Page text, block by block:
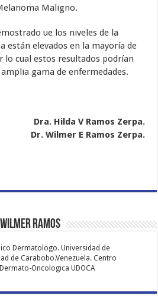
Maligno.
ue los niveles de la
están elevados en la mayoría de
lo cual estos resultados podrían
gama de enfermedades.
Dra. Hilda V Ramos Zerpa.
Dr. Wilmer E Ramos Zerpa.
Ramos
Dermatologo. Universidad de
de Carabobo.Venezuela. Centro
Oncologica UDOCA